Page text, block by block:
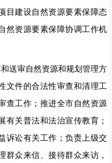
目建设自然资源要素保障态
然资源要素保障协调工作机
送审自然资源和规划管理方
文件的合法性审查和清理工
查工作 ； 推进全市自然资源
有关普法和法治宣传教育 ；
诉讼有关工作 ； 负责上级交
群众来信、接待群众来访，